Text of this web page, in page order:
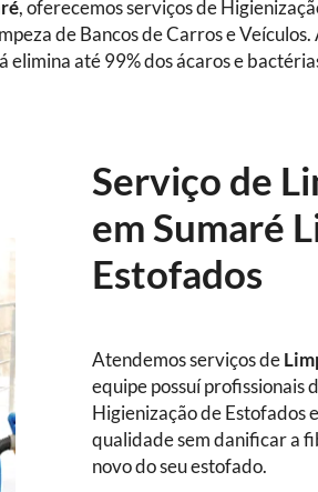
, oferecemos serviços de
de Bancos de Carros e
elimina até 99% dos ácaros e
Serviço de
em Sumaré
Estofados
Atendemos serviços de
equipe possuí profissionais
Higienização de Estofados
qualidade sem danificar a
novo do seu estofado.